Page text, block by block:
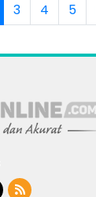
3 4 5